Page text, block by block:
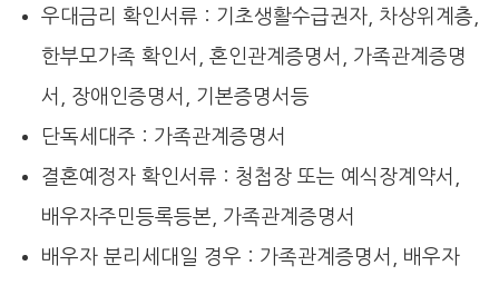
우대금리 확인서류 : 기초생활수급권자, 차상위계층,
한부모가족 확인서, 혼인관계증명서, 가족관계증명
서, 장애인증명서, 기본증명서등
단독세대주 : 가족관계증명서
결혼예정자 확인서류 : 청첩장 또는 예식장계약서,
배우자주민등록등본, 가족관계증명서
배우자 분리세대일 경우 : 가족관계증명서, 배우자